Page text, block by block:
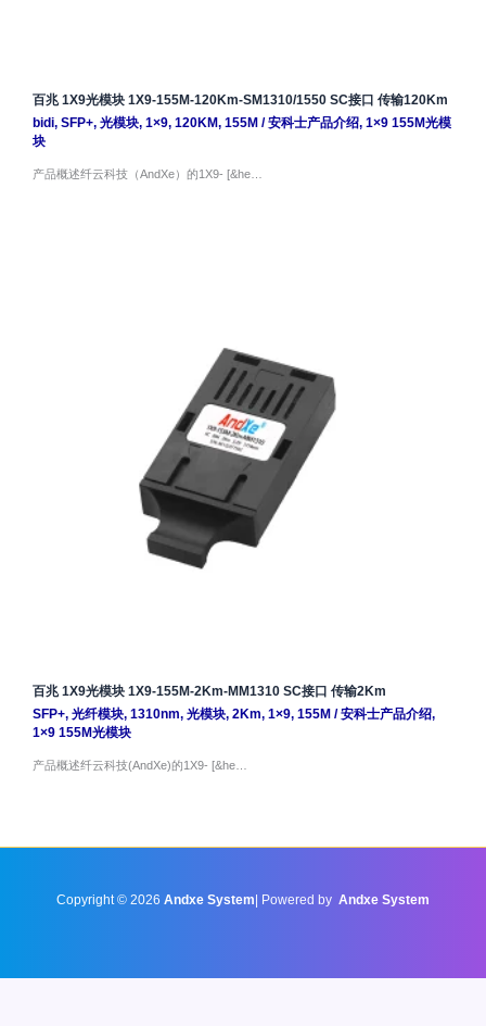
百兆 1X9光模块 1X9-155M-120Km-SM1310/1550 SC接口 传输120Km
bidi, SFP+, 光模块, 1×9, 120KM, 155M /安科士产品介绍, 1×9 155M光模
块
产品概述纤云科技（AndXe）的1X9- [&he…
百兆 1X9光模块 1X9-155M-2Km-MM1310 SC接口 传输2Km
SFP+, 光纤模块, 1310nm, 光模块, 2Km, 1×9, 155M /安科士产品介绍,
1×9 155M光模块
产品概述纤云科技(AndXe)的1X9- [&he…
Copyright © 2026 Andxe System | Powered by Andxe System